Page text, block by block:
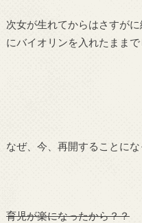
次女が生れてからはさすが
にバイオリンを入れたまま
なぜ、今、再開することに
育児が楽になったから？？